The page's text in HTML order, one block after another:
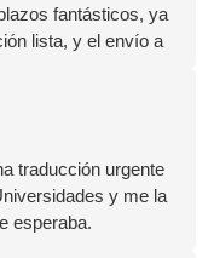
fantásticos, ya
lista, y el envío a
traducción urgente
y me la
esperaba.